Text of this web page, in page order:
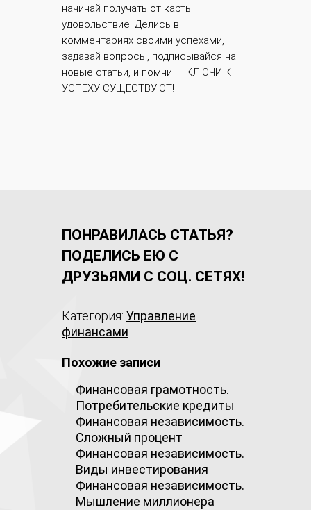
начинай получать от карты
удовольствие! Делись в
комментариях своими успехами,
задавай вопросы, подписывайся на
новые статьи, и помни — КЛЮЧИ К
УСПЕХУ СУЩЕСТВУЮТ!
ПОНРАВИЛАСЬ СТАТЬЯ?
ПОДЕЛИСЬ ЕЮ С
ДРУЗЬЯМИ С СОЦ. СЕТЯХ!
Категория: Управление
финансами
Похожие записи
Финансовая грамотность.
Потребительские кредиты
Финансовая независимость.
Сложный процент
Финансовая независимость.
Виды инвестирования
Финансовая независимость.
Мышление миллионера